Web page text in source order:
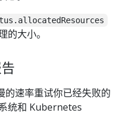
大小。
速率重试你已经失败的
统和 Kubernetes